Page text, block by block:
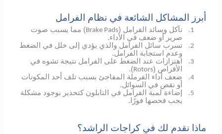
أبرز المشاكل الشائعة في نظام الفرامل
1. تآكل وسائد الفرامل (Brake Pads) مما يسبب صوت
صرير أو ضعف في الأداء.
2.
تسرب سائل الفرامل والذي يؤدي إلى خلل في الضغط
وعدم استجابة الفرامل.
3.
اهتزازات عند الضغط على الفرامل نتيجة تشوه في
الأقراص (Rotors
).
4.
ضعف أداء الفرملة المفاجئ بسبب تلف أحد المكونات
أو نقص في السوائل.
5.
إضاءة لمبة الفرامل في التابلون كتحذير بوجود مشكلة
يجب فحصها فورًا.
ماذا نقدم لك في كراجات الراشد؟